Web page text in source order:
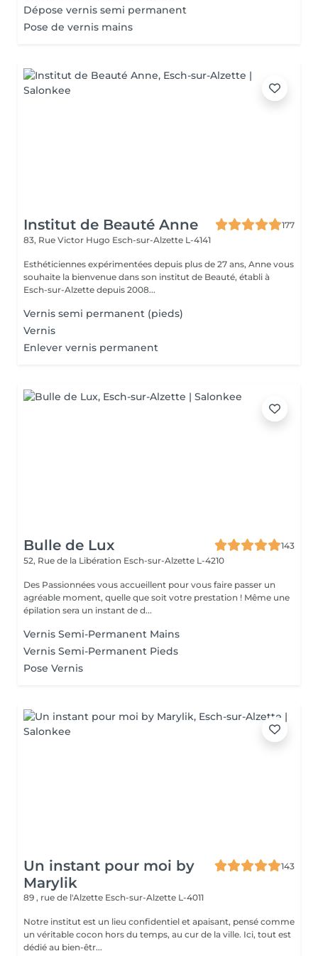
Dépose vernis semi permanent
Pose de vernis mains
Institut de Beauté Anne
177
83, Rue Victor Hugo Esch-sur-Alzette L-4141
Esthéticiennes expérimentées depuis plus de 27 ans, Anne vous
souhaite la bienvenue dans son institut de Beauté, établi à
Esch-sur-Alzette depuis 2008...
Vernis semi permanent (pieds)
Vernis
Enlever vernis permanent
Bulle de Lux
143
52, Rue de la Libération Esch-sur-Alzette L-4210
Des Passionnées vous accueillent pour vous faire passer un
agréable moment, quelle que soit votre prestation ! Même une
épilation sera un instant de d...
Vernis Semi-Permanent Mains
Vernis Semi-Permanent Pieds
Pose Vernis
Un instant pour moi by
Marylik
143
89 , rue de l'Alzette Esch-sur-Alzette L-4011
Notre institut est un lieu confidentiel et apaisant, pensé comme
un véritable cocon hors du temps, au cur de la ville. Ici, tout est
dédié au bien-êtr...